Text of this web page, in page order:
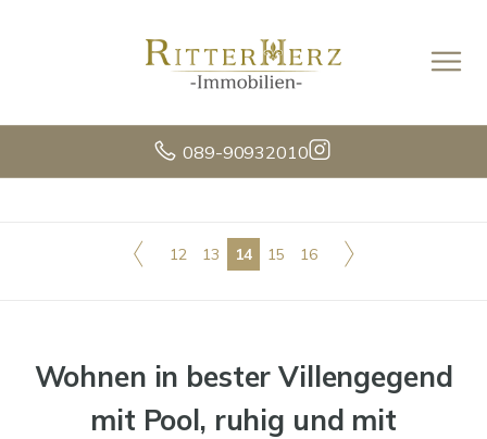
089-90932010
12 13 14 15 16
Wohnen in bester Villengegend
mit Pool, ruhig und mit